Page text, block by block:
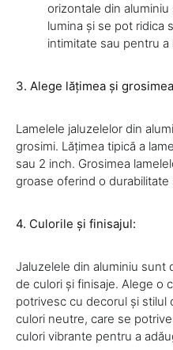
orizontale din
lumina și se pot ridica
intimitate sau pentru a
3. Alege lățimea și
Lamelele jaluzelelor din
grosimi. Lățimea tipică a
sau 2 inch. Grosimea
groase oferind o durabilitate
4. Culorile și finisajul:
Jaluzelele din aluminiu sunt
de culori și finisaje. Alege o
potrivesc cu decorul și stilul
culori neutre, care se
culori vibrante pentru a